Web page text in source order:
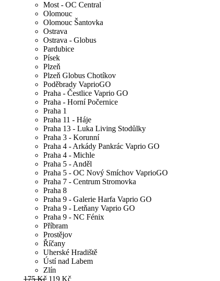
Most - OC Central
Olomouc
Olomouc Šantovka
Ostrava
Ostrava - Globus
Pardubice
Písek
Plzeň
Plzeň Globus Chotíkov
Poděbrady VaprioGO
Praha - Čestlice Vaprio GO
Praha - Horní Počernice
Praha 1
Praha 11 - Háje
Praha 13 - Luka Living Stodůlky
Praha 3 - Korunní
Praha 4 - Arkády Pankrác Vaprio GO
Praha 4 - Michle
Praha 5 - Anděl
Praha 5 - OC Nový Smíchov VaprioGO
Praha 7 - Centrum Stromovka
Praha 8
Praha 9 - Galerie Harfa Vaprio GO
Praha 9 - Letňany Vaprio GO
Praha 9 - NC Fénix
Příbram
Prostějov
Říčany
Uherské Hradiště
Ústí nad Labem
Zlín
175 Kč 119 Kč